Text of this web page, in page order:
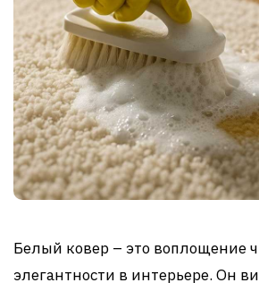
Белый ковер – это воплощение
элегантности в интерьере. Он